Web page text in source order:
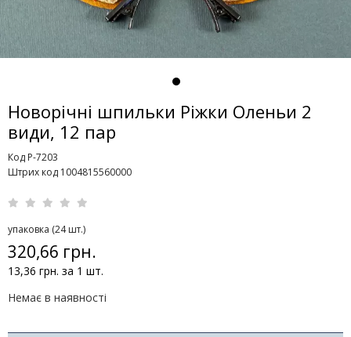
Новорічні шпильки Ріжки Оленьи 2
види, 12 пар
Код P-7203
Штрих код 1004815560000
упаковка (24 шт.)
320,66 грн.
13,36 грн. за 1 шт.
Немає в наявності